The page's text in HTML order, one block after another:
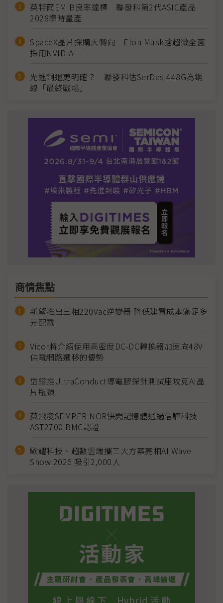
英特爾EMIB良率達標 聯發科第2代ASIC產品
2028準時量產
SpaceX晶片採購大轉向 Elon Musk捨超微全面
採用NVIDIA
光進銅退更明確？ 聯發科估SerDes 448G為銅
線「最終戰場」
商情焦點
新望推出三相220Vac逆變器 降低建置成本滿足多
元配電
Vicor將介紹使用高密度DC-DC轉換器加速向48V
供電網路遷移的優勢
岱鐠推UltraConduct導電膠探針測試座攻克AI晶
片瓶頸
英飛凌SEMPER NOR快閃記憶體通過信驊科技
AST2700 BMC認證
歐耀科技、超數雲端攜三大方案亮相AI Wave
Show 2026 吸引2,000人